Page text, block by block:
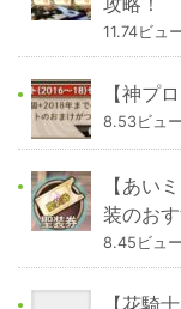
11.74ビュ
【神プ
8.53ビュ
【あい
装のおす
8.45ビュ
【花騎